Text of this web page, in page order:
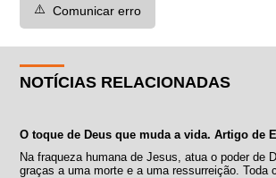
⚠️ Comunicar erro
NOTÍCIAS RELACIONADAS
O toque de Deus que muda a vida. Artigo de
Na fraqueza humana de Jesus, atua o poder de
graças a uma morte e a uma ressurreição. Toda